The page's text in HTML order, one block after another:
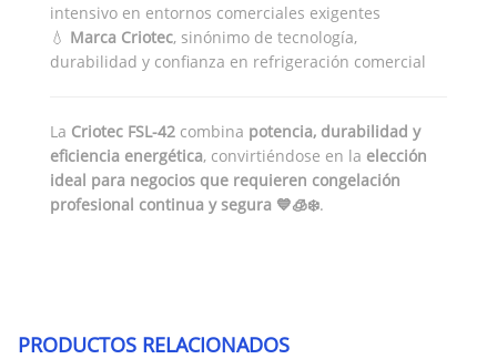
intensivo en entornos comerciales exigentes
💧 Marca Criotec, sinónimo de tecnología,
durabilidad y confianza en refrigeración comercial
La Criotec FSL-42 combina potencia, durabilidad y
eficiencia energética, convirtiéndose en la elección
ideal para negocios que requieren congelación
profesional continua y segura 💙🧊❄️.
PRODUCTOS RELACIONADOS